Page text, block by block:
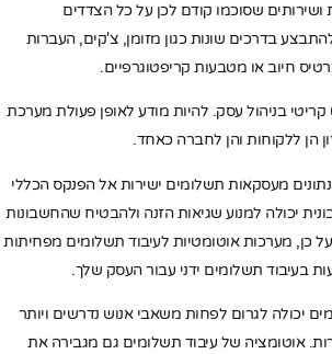
שסוכמו קודם לכן על כל הצדדים
בדרכים שונות כגון מזומן, צ'קים, העברות
חיוב או מטבעות קריפטוגרפיים.
בניהול עסק. להיות מודע לאופן פעולת מערכת
הן ללקוחות והן לחברה כאחד.
מעסקאות תשלומים ישירות אל הפנקס הכללי
יכולה למנוע שגיאות הזנה ולהבטיח שהחשבונות
כן, מערכות אוטומטיות לעיבוד תשלומים מפחיתות
בעיבוד תשלומים ידני עבור העסק שלך.
יכולה לגרום לפחות משאבי אנוש נדרשים ויותר
אוטומציה של עיבוד תשלומים גם מגבירה את